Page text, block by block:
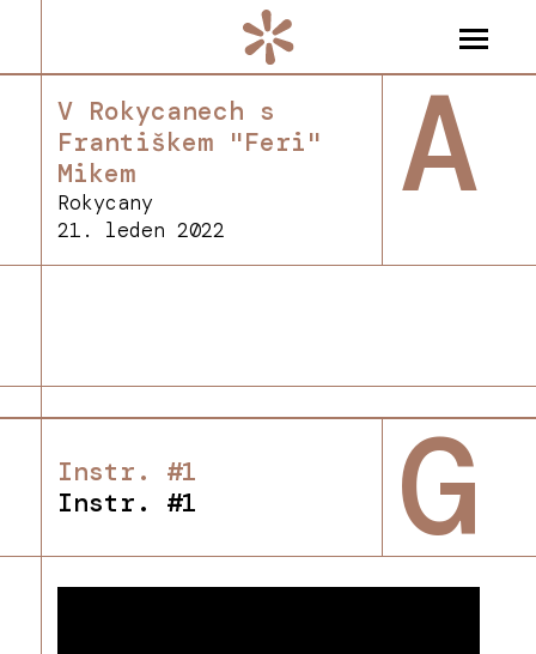
V Rokycanech s
Františkem "Feri"
Mikem
Rokycany
21. leden 2022
A
Instr. #1
Instr. #1
G